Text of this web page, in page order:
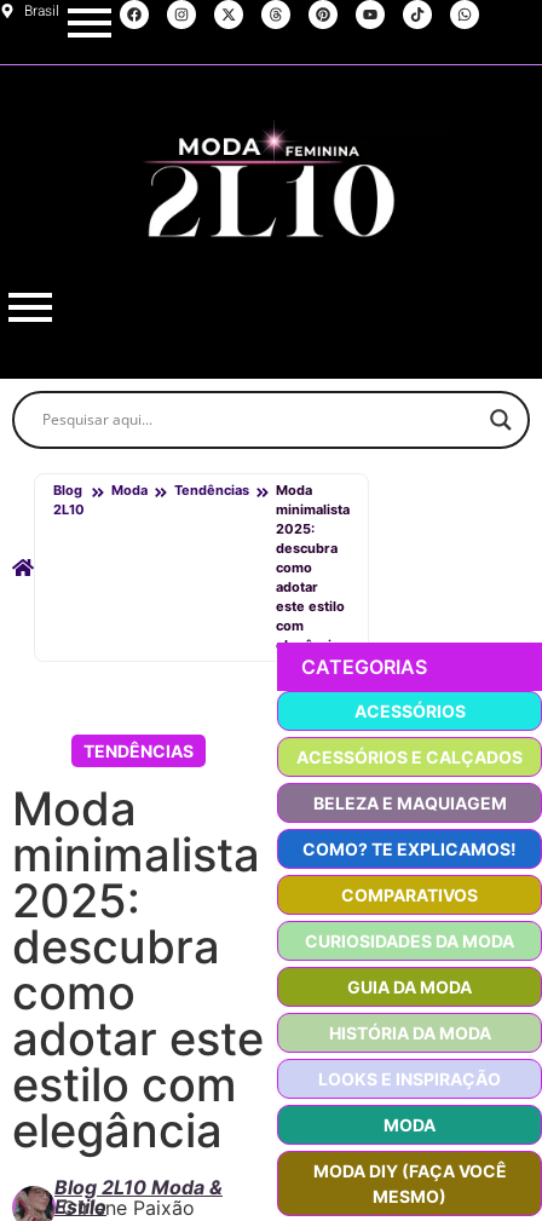
Brasil
Blog
2L10
Moda Tendências
Moda
minimalista
2025:
descubra
como
adotar
este estilo
com
elegância
TENDÊNCIAS
Moda
minimalista
2025:
descubra
como
adotar este
estilo com
elegância
Blog 2L10 Moda &
Estilo
Girlene Paixão
CATEGORIAS
ACESSÓRIOS
ACESSÓRIOS E CALÇADOS
BELEZA E MAQUIAGEM
COMO? TE EXPLICAMOS!
COMPARATIVOS
CURIOSIDADES DA MODA
GUIA DA MODA
HISTÓRIA DA MODA
LOOKS E INSPIRAÇÃO
MODA
MODA DIY (FAÇA VOCÊ
MESMO)